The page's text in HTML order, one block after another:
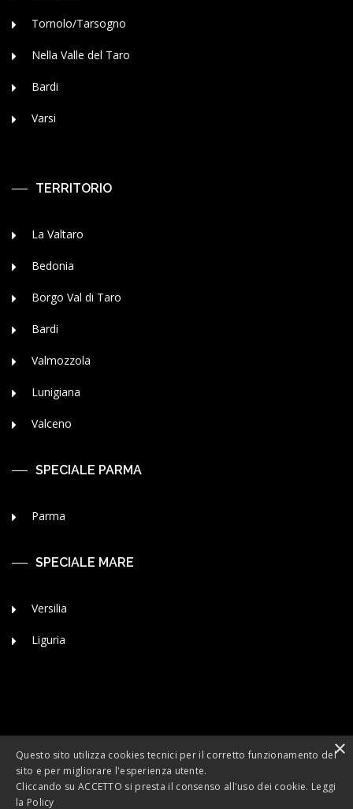
Tornolo/Tarsogno
Nella Valle del Taro
Bardi
Varsi
TERRITORIO
La Valtaro
Bedonia
Borgo Val di Taro
Bardi
Valmozzola
Lunigiana
Valceno
SPECIALE PARMA
Parma
SPECIALE MARE
Versilia
Liguria
Copyright 2010/2026 © Valtaro Casadi Arch. Domenico Oliverio -
×
Questo sito utilizza cookies tecnici per il corretto funzionamento del
sito e per migliorare l'esperienza utente.
Cliccando su ACCETTO si presta il consenso all'uso dei cookie. Leggi
la Policy